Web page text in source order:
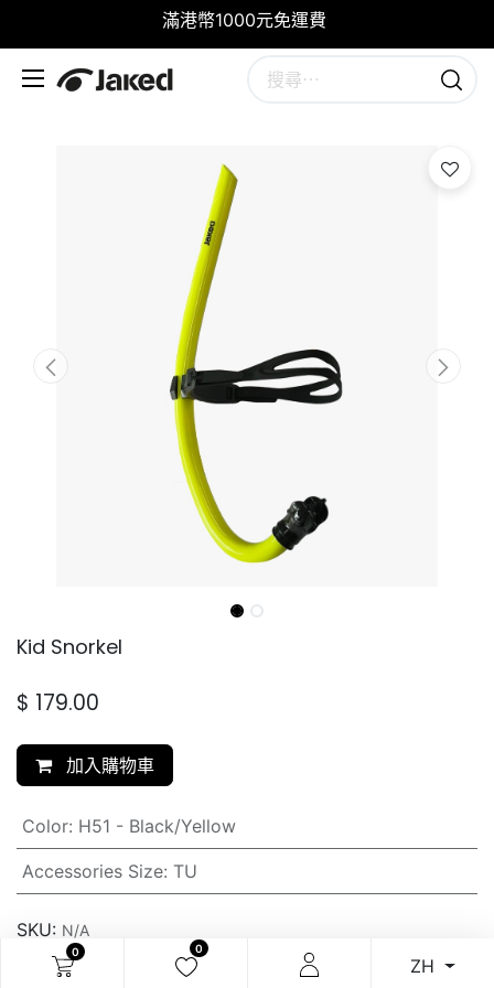
0 0
ZH
滿港幣1000元免運費
Kid Snorkel
$ 179.00
加入購物車
Color: H51 - Black/Yellow
Accessories Size: TU
SKU: N/A